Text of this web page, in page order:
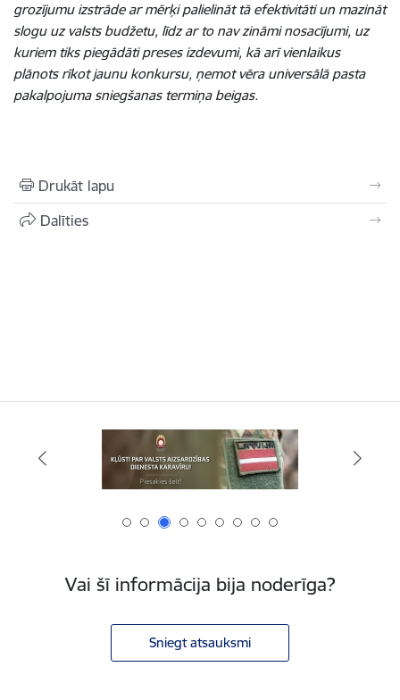
grozījumu izstrāde ar mērķi palielināt tā efektivitāti un mazināt
slogu uz valsts budžetu, līdz ar to nav zināmi nosacījumi, uz
kuriem tiks piegādāti preses izdevumi, kā arī vienlaikus
plānots rīkot jaunu konkursu, ņemot vēra universālā pasta
pakalpojuma sniegšanas termiņa beigas.
Drukāt lapu
Dalīties
Vai šī informācija bija noderīga?
Sniegt atsauksmi